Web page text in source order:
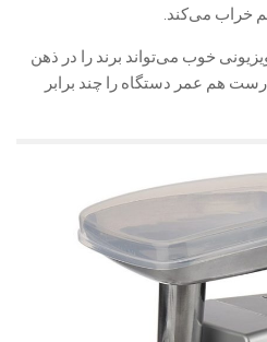
خراب می‌کند.
خوب می‌تواند برند را در ذهن
هم عمر دستگاه را چند برابر